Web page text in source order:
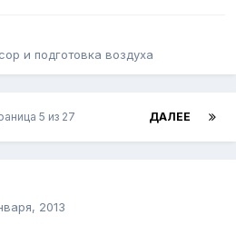
и подготовка воздуха
ДАЛЕЕ
5 из 27
2013